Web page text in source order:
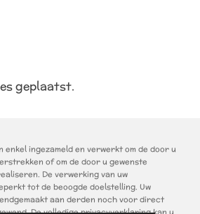
geplaatst.
enkel ingezameld en verwerkt om de door u
of om de door u gewenste
De verwerking van uw
tot de beoogde doelstelling. Uw
aan derden noch voor direct